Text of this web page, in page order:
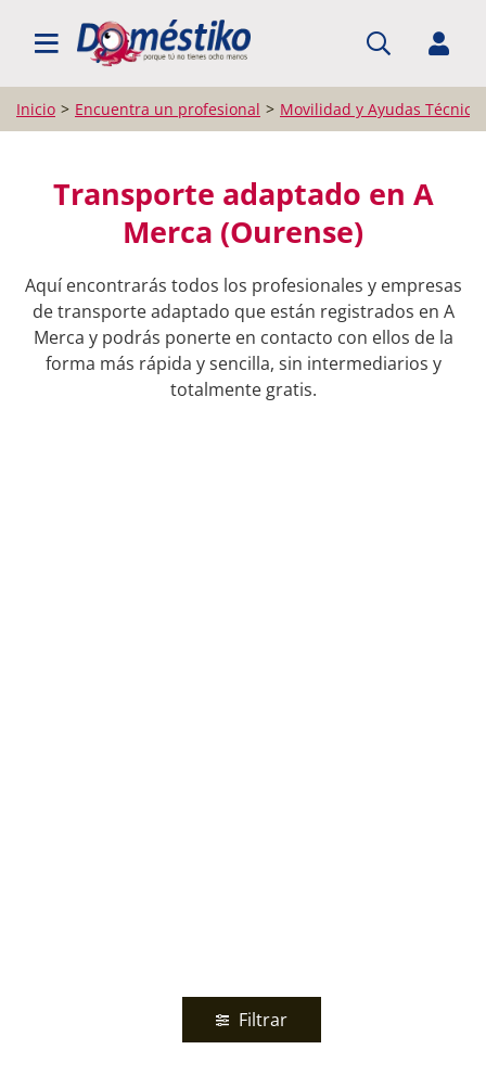
BUSCAR PROFESIONALES
Inicio Encuentra un profesional Movilidad y Ayudas
Transporte adaptado en A
Merca (Ourense)
Aquí encontrarás todos los profesionales y empresas
de transporte adaptado que están registrados en A
Merca y podrás ponerte en contacto con ellos de la
forma más rápida y sencilla, sin intermediarios y
totalmente gratis.
Filtrar